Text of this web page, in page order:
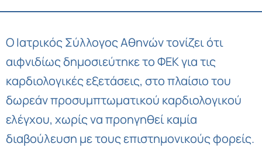
Ο Ιατρικός Σύλλογος Αθηνών τονίζει ότι
αιφνιδίως δημοσιεύτηκε το ΦΕΚ για τις
καρδιολογικές εξετάσεις, στο πλαίσιο του
δωρεάν προσυμπτωματικού καρδιολογικού
ελέγχου, χωρίς να προηγηθεί καμία
διαβούλευση με τους επιστημονικούς φορείς.